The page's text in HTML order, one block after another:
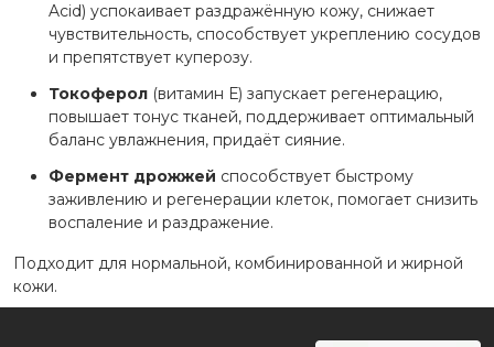
Acid) успокаивает раздражённую кожу, снижает
чувствительность, способствует укреплению сосудов
и препятствует куперозу.
Токоферол (витамин Е) запускает регенерацию,
повышает тонус тканей, поддерживает оптимальный
баланс увлажнения, придаёт сияние.
Фермент дрожжей способствует быстрому
заживлению и регенерации клеток, помогает снизить
воспаление и раздражение.
Подходит для нормальной, комбинированной и жирной
кожи.